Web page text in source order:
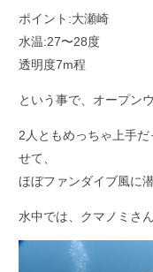
ポイント:大瀬崎
水温:27〜28度
透明度7m程
という事で、オープン
2人ともめっちゃ上手
せて、
ほぼファンダイブ風に
水中では、クマノミさん